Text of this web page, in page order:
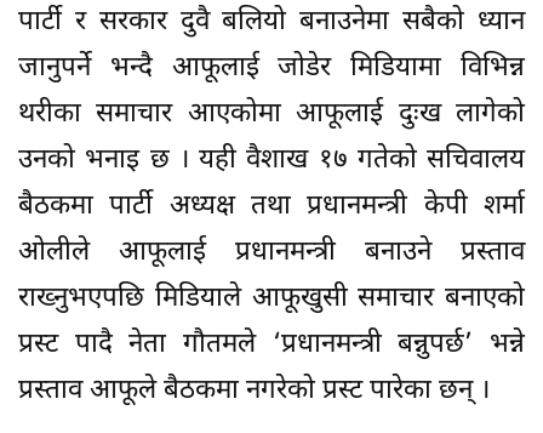
पार्टी र सरकार दुवै बलियो बनाउनेमा सबैको ध्यान
जानुपर्ने भन्दै आफूलाई जोडेर मिडियामा विभिन्न
थरीका समाचार आएकोमा आफूलाई दुःख लागेको
उनको भनाइ छ । यही वैशाख १७ गतेको सचिवालय
बैठकमा पार्टी अध्यक्ष तथा प्रधानमन्त्री केपी शर्मा
ओलीले आफूलाई प्रधानमन्त्री बनाउने प्रस्ताव
राख्नुभएपछि मिडियाले आफूखुसी समाचार बनाएको
प्रस्ट पादै नेता गौतमले ‘प्रधानमन्त्री बन्नुपर्छ’ भन्ने
प्रस्ताव आफूले बैठकमा नगरेको प्रस्ट पारेका छन् ।